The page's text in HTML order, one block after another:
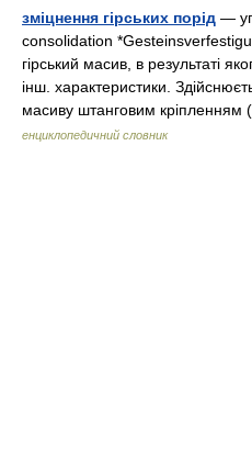
зміцнення гірських порід —
consolidation
гірський масив, в результаті
інш. характеристики.
масиву штанговим
енциклопедичний словник